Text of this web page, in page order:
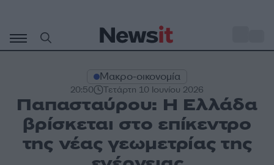
περιεχόμενο
Μακρο-οικονομία
20:50 Τετάρτη 10 Ιουνίου 2026
Παπασταύρου: Η Ελλάδα
βρίσκεται στο επίκεντρο
της νέας γεωμετρίας της